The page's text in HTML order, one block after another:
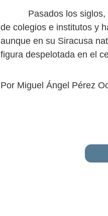
Pasados los siglos, el
de colegios e institutos y
aunque en su Siracusa
figura despelotada en el
Por Miguel Ángel Pérez